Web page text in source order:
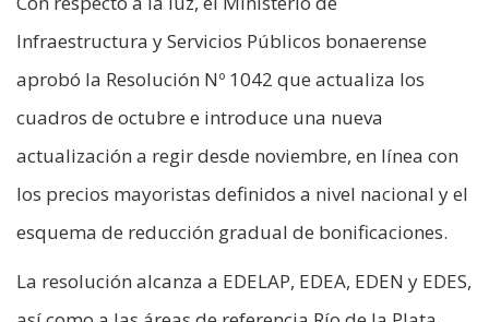
Infraestructura y Servicios Públicos bonaerense
aprobó la Resolución Nº 1042 que actualiza los
cuadros de octubre e introduce una nueva
actualización a regir desde noviembre, en línea con
los precios mayoristas definidos a nivel nacional y el
esquema de reducción gradual de bonificaciones.
La resolución alcanza a EDELAP, EDEA, EDEN y EDES,